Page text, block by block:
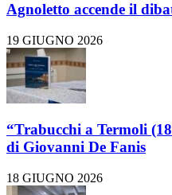
Agnoletto accende il
19 GIUGNO 2026
“Trabucchi a Termoli
di Giovanni De Fanis
18 GIUGNO 2026